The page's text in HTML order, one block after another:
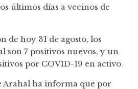
últimos días a vecinos de
de hoy 31 de agosto, los
son 7 positivos nuevos, y un
por COVID-19 en activo.
Arahal ha informa que por